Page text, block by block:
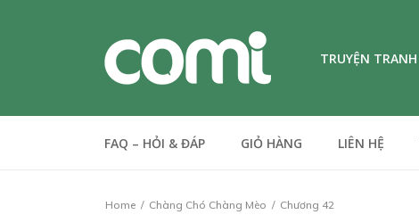
TRUYỆN TRANH
FAQ – HỎI & ĐÁP GIỎ HÀNG LIÊN HỆ
Home Chàng Chó Chàng Mèo Chương 42